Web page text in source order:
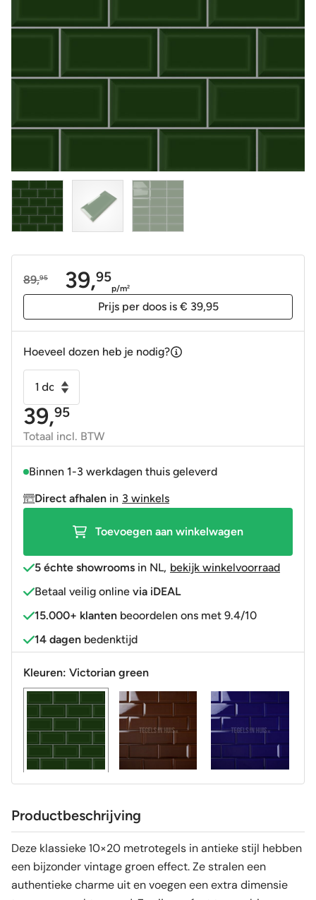
89,95
Oorspronkelijke
39,95
Huidige
p/m2
Prijs per doos is € 39,95
Hoeveel dozen heb je nodig?
metrotegel
10x20
Victorian
Green
glans
donker
aantal
39,95
Totaal incl. BTW
Binnen 1-3 werkdagen thuis geleverd
Direct afhalen in 3 winkels
Toevoegen aan winkelwagen
5 échte showrooms in NL, bekijk winkelvoorraad
Betaal veilig online via iDEAL
15.000+ klanten beoordelen ons met 9.4/10
14 dagen bedenktijd
Kleuren: Victorian green
Productbeschrijving
Deze klassieke 10×20 metrotegels in antieke stijl hebben
een bijzonder vintage groen effect. Ze stralen een
authentieke charme uit en voegen een extra dimensie